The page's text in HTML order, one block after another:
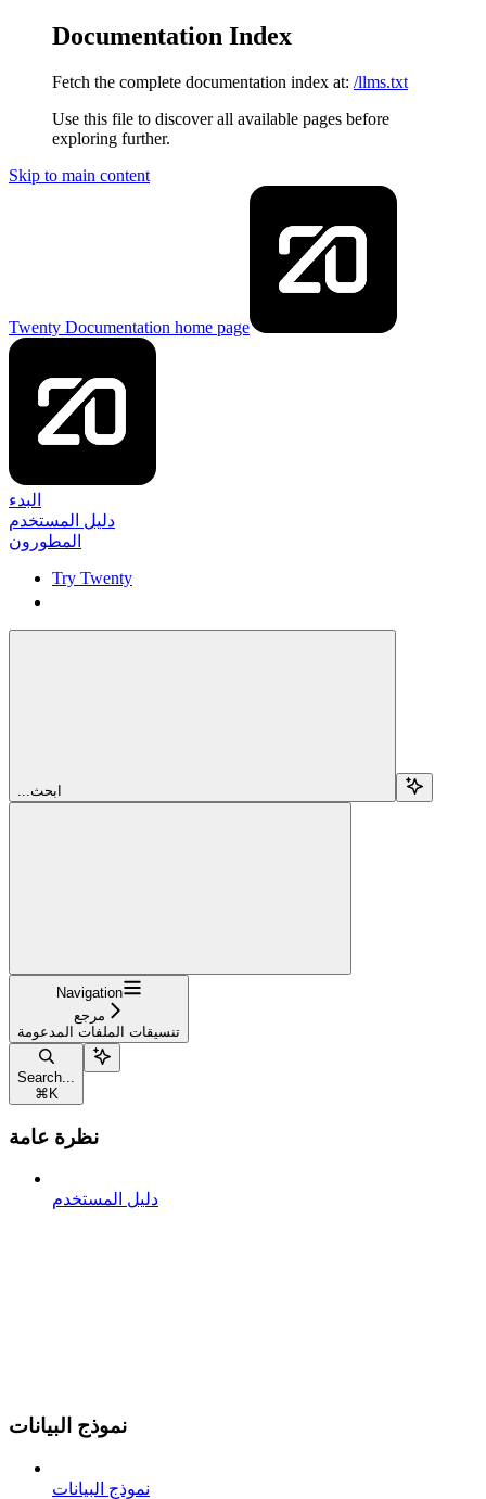
Documentation Index
Fetch the complete documentation index at: /llms.txt
Use this file to discover all available pages before
exploring further.
Skip to main content
Twenty Documentation home page
البدء
دليل المستخدم
المطورون
Try Twenty
...ابحث
Navigation
مرجع
تنسيقات الملفات المدعومة
Search...
⌘ K
نظرة عامة
دليل المستخدم
نموذج البيانات
نموذج البيانات